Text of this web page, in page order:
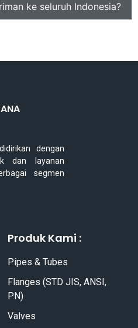
ke seluruh Indonesia?
dengan
dan layanan
segmen
Produk Kami :
Pipes & Tubes
Flanges (STD JIS, ANSI,
PN)
Valves